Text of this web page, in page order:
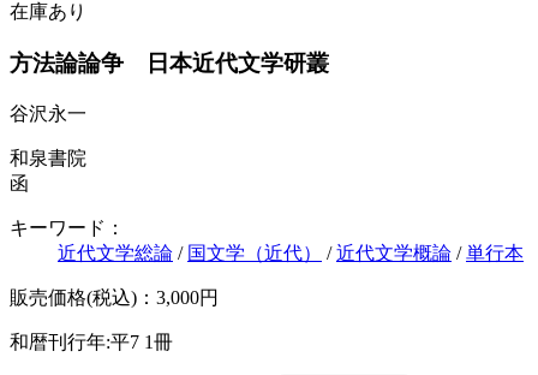
在庫あり
方法論論争 日本近代文学研叢
谷沢永一
和泉書院
函
キーワード：
近代文学総論 / 国文学（近代） /近代文学概論 /単行本
販売価格(税込)：3,000円
和暦刊行年:平7 1冊